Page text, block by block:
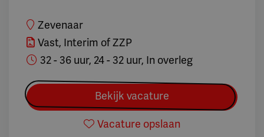
Zevenaar
Vast, Interim of ZZP
32 - 36 uur, 24 - 32 uur, In overleg
Bekijk vacature
Vacature opslaan